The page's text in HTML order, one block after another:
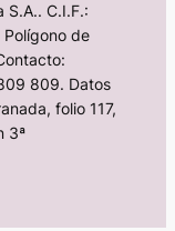
C.I.F.:
de
809. Datos
folio 117,
3ª